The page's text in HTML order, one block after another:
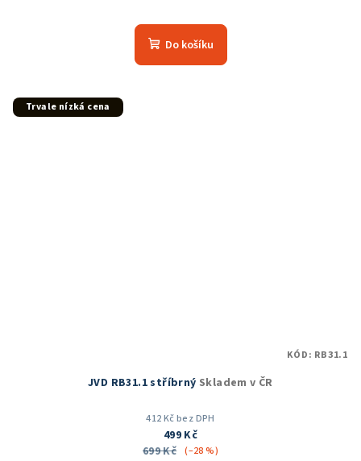
hodnocení
produktu
Do košíku
Trvale nízká cena
JVD RB31.1 stříbrný Skladem v ČR
412 Kč bez DPH
499 Kč
699 Kč (–28 %)
KÓD: RB31.1